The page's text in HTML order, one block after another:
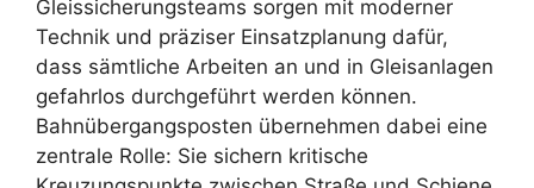
Gleissicherungsteams sorgen mit moderner
Technik und präziser Einsatzplanung dafür,
dass sämtliche Arbeiten an und in Gleisanlagen
gefahrlos durchgeführt werden können.
Bahnübergangsposten übernehmen dabei eine
zentrale Rolle: Sie sichern kritische